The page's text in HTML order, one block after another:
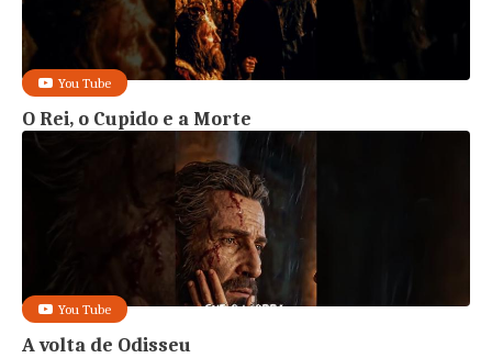
You Tube
O Rei, o Cupido e a Morte
You Tube
A volta de Odisseu